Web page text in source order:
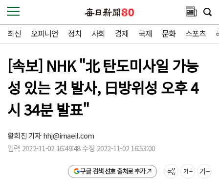
최신 오피니언 정치 사회 경제 국제 문화 스포츠
[속보] NHK "北 탄도미사일 가능
성 있는 것 발사, 日방위성 오후 4
시 34분 발표"
황희진 기자hhj@imaeil.com
입력 2022-11-02 16:49:48 수정 2022-11-02 16:53:00
구글 검색 선호 출처로 추가